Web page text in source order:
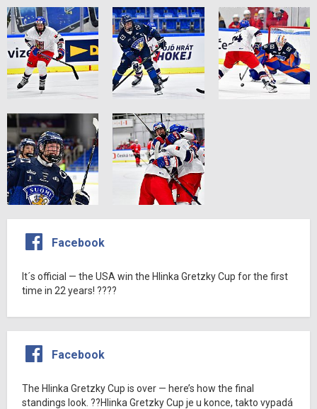
Facebook
It´s official — the USA win the Hlinka Gretzky Cup for the first
time in 22 years! ????
Facebook
The Hlinka Gretzky Cup is over — here’s how the final
standings look. ??Hlinka Gretzky Cup je u konce, takto vypadá